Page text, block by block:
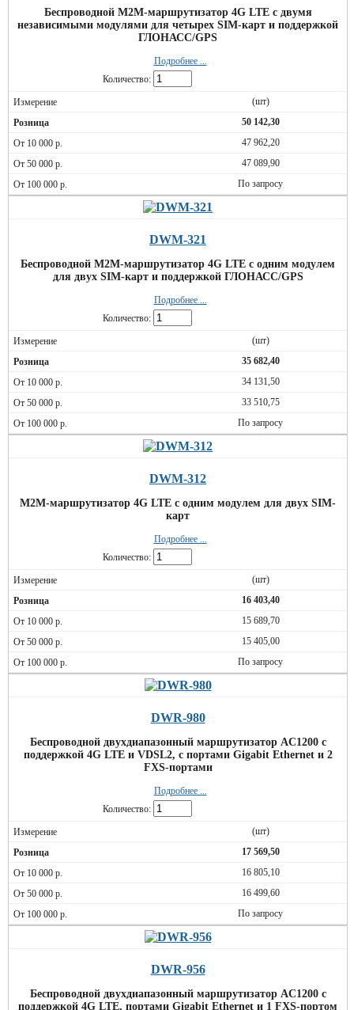
Беспроводной M2M-маршрутизатор 4G LTE с двумя
независимыми модулями для четырех SIM-карт и поддержкой
ГЛОНАСС/GPS
Подробнее ...
Количество:
(шт)
50 142,30
47 962,20
47 089,90
По запросу
DWM-321
Беспроводной M2M-маршрутизатор 4G LTE с одним модулем
для двух SIM-карт и поддержкой ГЛОНАСС/GPS
Подробнее ...
Количество:
(шт)
35 682,40
34 131,50
33 510,75
По запросу
DWM-312
M2M-маршрутизатор 4G LTE с одним модулем для двух SIM-
карт
Подробнее ...
Количество:
(шт)
16 403,40
15 689,70
15 405,00
По запросу
DWR-980
Беспроводной двухдиапазонный маршрутизатор AC1200 с
поддержкой 4G LTE и VDSL2, с портами Gigabit Ethernet и 2
FXS-портами
Подробнее ...
Количество:
(шт)
17 569,50
16 805,10
16 499,60
По запросу
DWR-956
Беспроводной двухдиапазонный маршрутизатор AC1200 с
поддержкой 4G LTE, портами Gigabit Ethernet и 1 FXS-портом